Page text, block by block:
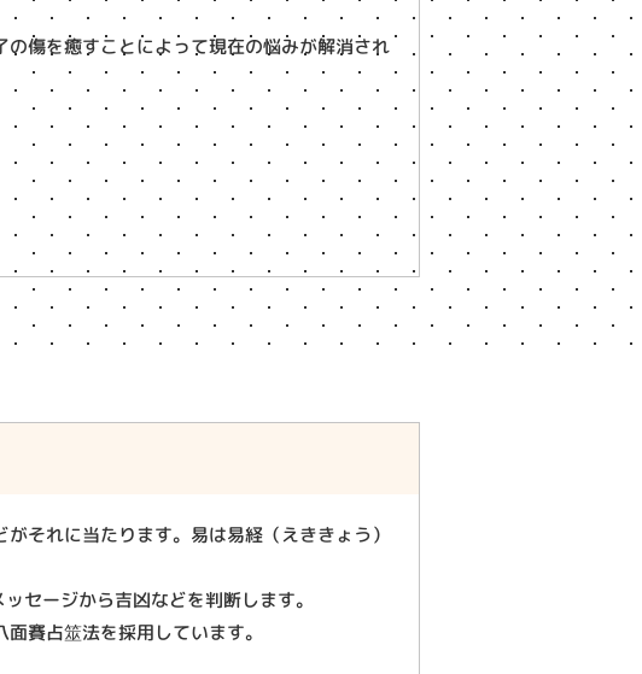
傷を癒すことによって現在の悩みが解消され
それに当たります。易は易経（えききょう）
セージから吉凶などを判断します。
賽占筮法を採用しています。